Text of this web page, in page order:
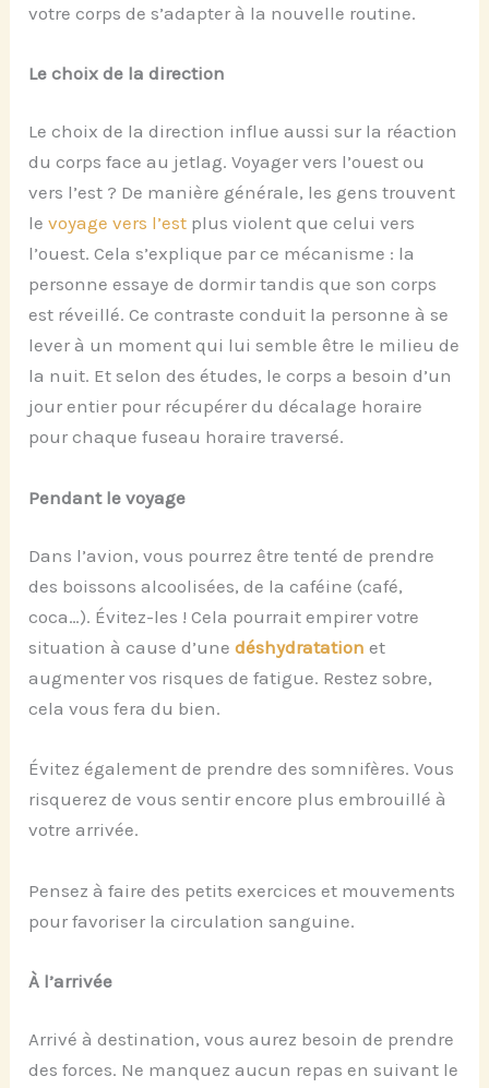
votre corps de s’adapter à la nouvelle routine.
Le choix de la direction
Le choix de la direction influe aussi sur la réaction
du corps face au jetlag. Voyager vers l’ouest ou
vers l’est ? De manière générale, les gens trouvent
levoyage vers l’est plus violent que celui vers
l’ouest. Cela s’explique par ce mécanisme : la
personne essaye de dormir tandis que son corps
est réveillé. Ce contraste conduit la personne à se
lever à un moment qui lui semble être le milieu de
la nuit. Et selon des études, le corps a besoin d’un
jour entier pour récupérer du décalage horaire
pour chaque fuseau horaire traversé.
Pendant le voyage
Dans l’avion, vous pourrez être tenté de prendre
des boissons alcoolisées, de la caféine (café,
coca…). Évitez-les ! Cela pourrait empirer votre
situation à cause d’unedéshydratation et
augmenter vos risques de fatigue. Restez sobre,
cela vous fera du bien.
Évitez également de prendre des somnifères. Vous
risquerez de vous sentir encore plus embrouillé à
votre arrivée.
Pensez à faire des petits exercices et mouvements
pour favoriser la circulation sanguine.
À l’arrivée
Arrivé à destination, vous aurez besoin de prendre
des forces. Ne manquez aucun repas en suivant le